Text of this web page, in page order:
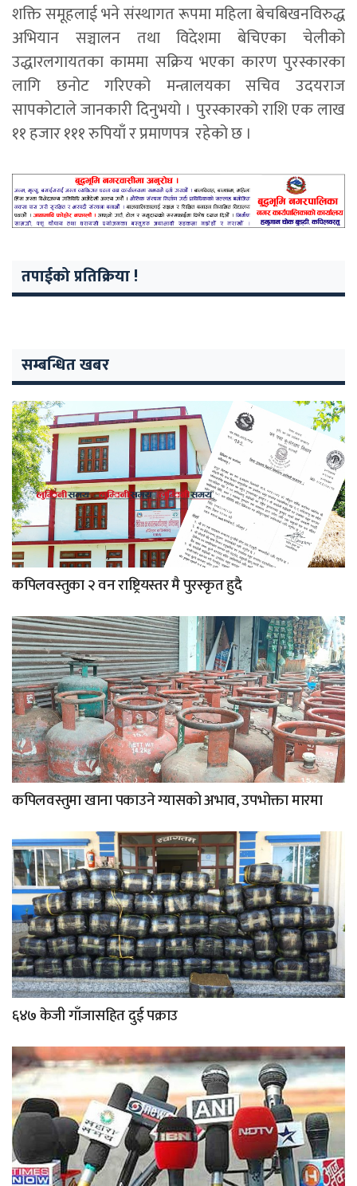
शक्ति समूहलाई भने संस्थागत रूपमा महिला बेचबिखनविरुद्ध
अभियान सञ्चालन तथा विदेशमा बेचिएका चेलीको
उद्धारलगायतका काममा सक्रिय भएका कारण पुरस्कारका
लागि छनोट गरिएको मन्त्रालयका सचिव उदयराज
सापकोटाले जानकारी दिनुभयो । पुरस्कारको राशि एक लाख
११ हजार १११ रुपियाँ र प्रमाणपत्र रहेको छ ।
तपाईको प्रतिक्रिया !
सम्बन्धित खबर
कपिलवस्तुका २ वन राष्ट्रियस्तर मै पुरस्कृत हुदै
कपिलवस्तुमा खाना पकाउने ग्यासको अभाव, उपभोक्ता मारमा
६४७ केजी गाँजासहित दुई पक्राउ